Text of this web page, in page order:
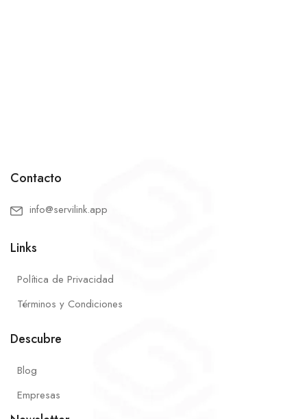
Contacto
info@servilink.app
Links
Política de Privacidad
Términos y Condiciones
Descubre
Blog
Empresas